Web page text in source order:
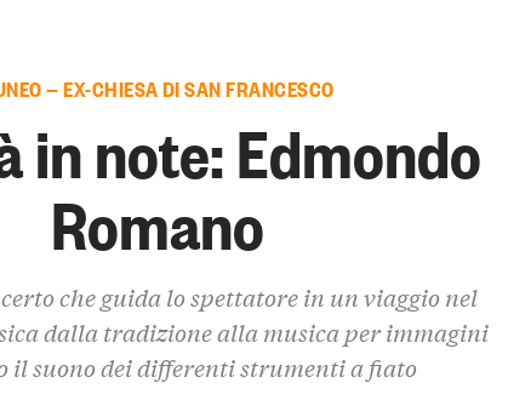
— EX-CHIESA DI SAN FRANCESCO
in note: Edmondo
Romano
che guida lo spettatore in un viaggio nel
dalla tradizione alla musica per immagini
il suono dei differenti strumenti a fiato